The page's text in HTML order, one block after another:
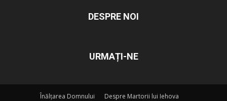
DESPRE NOI
URMAȚI-NE
Înălțarea Domnului Despre Martorii lui Iehova